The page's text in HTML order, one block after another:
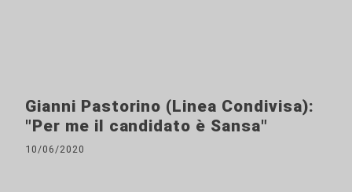
Gianni Pastorino (Linea Condivisa):
"Per me il candidato è Sansa"
10/06/2020